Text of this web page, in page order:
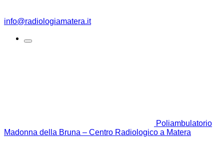
info@radiologiamatera.it
Poliambulatorio
Madonna della Bruna – Centro Radiologico a Matera